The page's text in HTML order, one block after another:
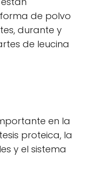
de polvo
durante y
de leucina
en la
proteica, la
y el sistema